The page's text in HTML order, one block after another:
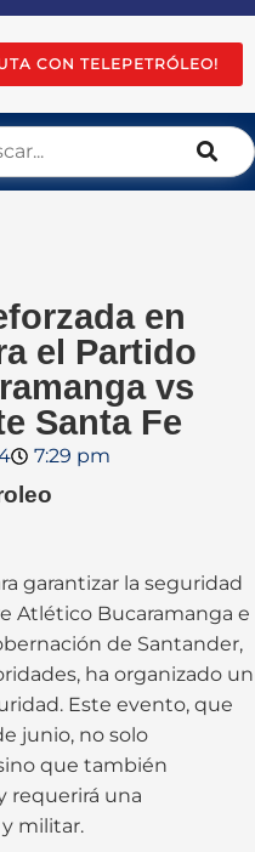
CON TELEPETRÓLEO!
en
el Partido
vs
Santa Fe
7:29 pm
garantizar la seguridad
Atlético Bucaramanga e
de Santander,
ha organizado un
Este evento, que
junio, no solo
que también
requerirá una
militar.